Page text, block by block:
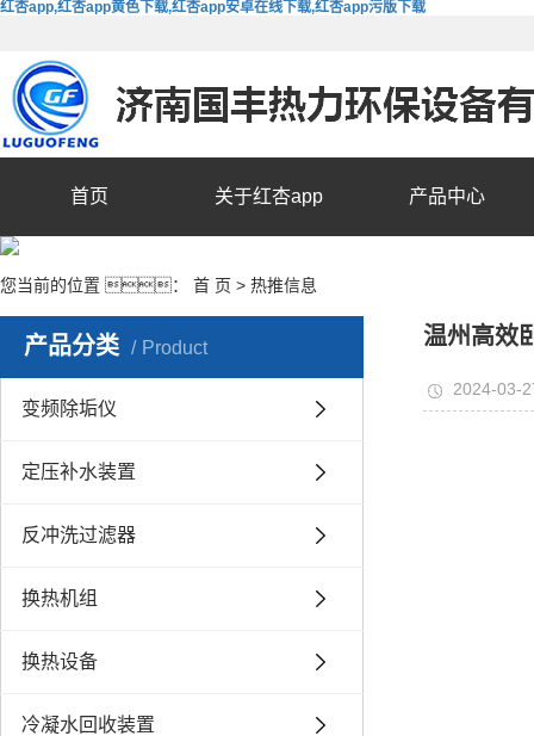
红杏app,红杏app黄色下载,红杏app安卓在线下载,红杏app污版下载
首页 关于红杏app 产品中心
您当前的位置 ： 首 页 > 热推信息
产品分类 Product
变频除垢仪
定压补水装置
反冲洗过滤器
换热机组
换热设备
冷凝水回收装置
温州高效
2024-03-